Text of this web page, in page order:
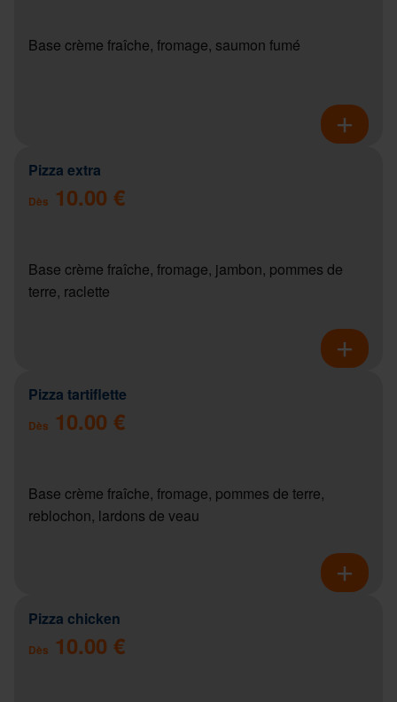
Base crème fraîche, fromage, saumon fumé
Pizza extra
Dès 10.00 €
Base crème fraîche, fromage, jambon, pommes de
terre, raclette
Pizza tartiflette
Dès 10.00 €
Base crème fraîche, fromage, pommes de terre,
reblochon, lardons de veau
Pizza chicken
Dès 10.00 €